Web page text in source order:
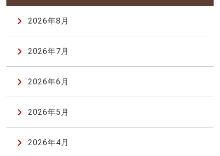
2026年8月
2026年7月
2026年6月
2026年5月
2026年4月